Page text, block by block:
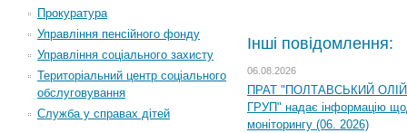
Прокуратура
Управління пенсійного фонду
Управління соціального захисту
Територіальний центр соціального
обслуговування
Служба у справах дітей
Інші повідомлення:
06.08.2026
ПРАТ "ПОЛТАВСЬКИЙ
ГРУП" надає інформацію
моніторингу (06. 2026)